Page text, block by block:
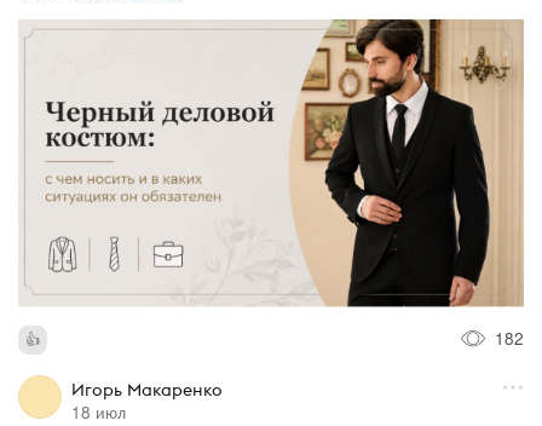
182
Игорь Макаренко
18 июл